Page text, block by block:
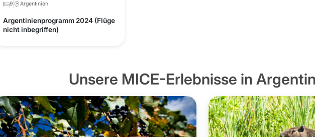
9 Argentinien
Argentinienprogramm 2024 (Flüge
nicht inbegriffen)
Unsere MICE-Erlebnisse in